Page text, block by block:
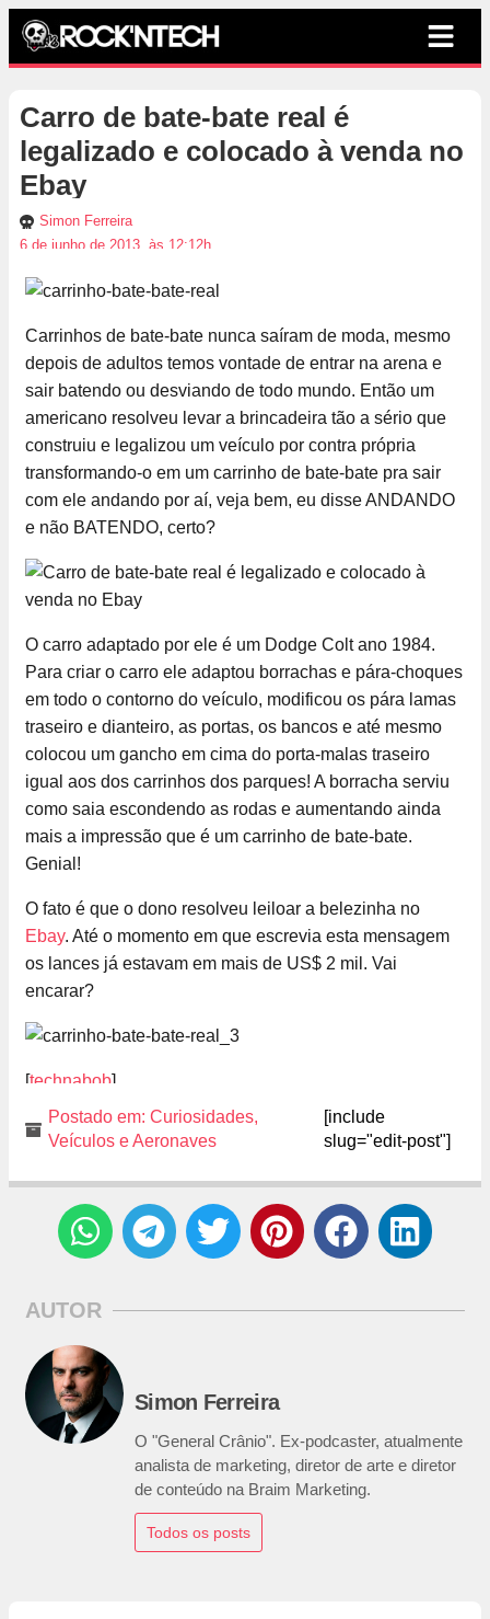
Carro de bate-bate real é
legalizado e colocado à venda no
Ebay
Simon Ferreira
6 de junho de 2013, às 12:12h
Carrinhos de bate-bate nunca saíram de moda, mesmo
depois de adultos temos vontade de entrar na arena e
sair batendo ou desviando de todo mundo. Então um
americano resolveu levar a brincadeira tão a sério que
construiu e legalizou um veículo por contra própria
transformando-o em um carrinho de bate-bate pra sair
com ele andando por aí, veja bem, eu disse ANDANDO
e não BATENDO, certo?
O carro adaptado por ele é um Dodge Colt ano 1984.
Para criar o carro ele adaptou borrachas e pára-choques
em todo o contorno do veículo, modificou os pára lamas
traseiro e dianteiro, as portas, os bancos e até mesmo
colocou um gancho em cima do porta-malas traseiro
igual aos dos carrinhos dos parques! A borracha serviu
como saia escondendo as rodas e aumentando ainda
mais a impressão que é um carrinho de bate-bate.
Genial!
O fato é que o dono resolveu leiloar a belezinha no
Ebay. Até o momento em que escrevia esta mensagem
os lances já estavam em mais de US$ 2 mil. Vai
encarar?
[technabob]
Postado em: Curiosidades,
Veículos e Aeronaves
[include
slug="edit-post"]
AUTOR
Simon Ferreira
O "General Crânio". Ex-podcaster, atualmente
analista de marketing, diretor de arte e diretor
de conteúdo na Braim Marketing.
Todos os posts